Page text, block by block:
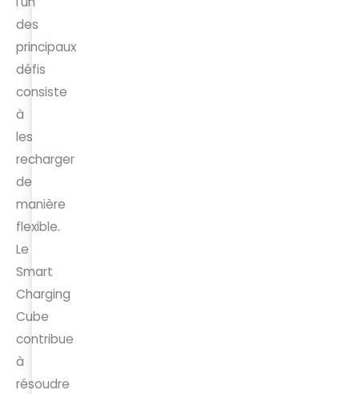
des
principaux
défis
consiste
à
les
recharger
de
manière
flexible.
Le
Smart
Charging
Cube
contribue
à
résoudre